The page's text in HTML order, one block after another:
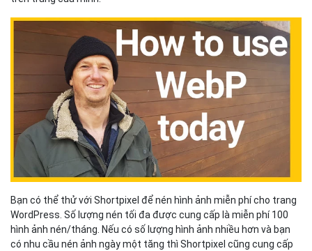
Bạn có thể thử với Shortpixel để nén hình ảnh miễn phí cho trang
WordPress. Số lượng nén tối đa được cung cấp là miễn phí 100
hình ảnh nén/tháng. Nếu có số lượng hình ảnh nhiều hơn và bạn
có nhu cầu nén ảnh ngày một tăng thì Shortpixel cũng cung cấp